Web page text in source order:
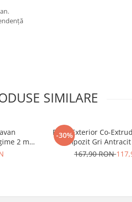
SIMILARE
2 m,
din WPC
-30%
Riflaj Exterior Co-
Compozit Gri Antracit
220x26 mm,
167,90 RON